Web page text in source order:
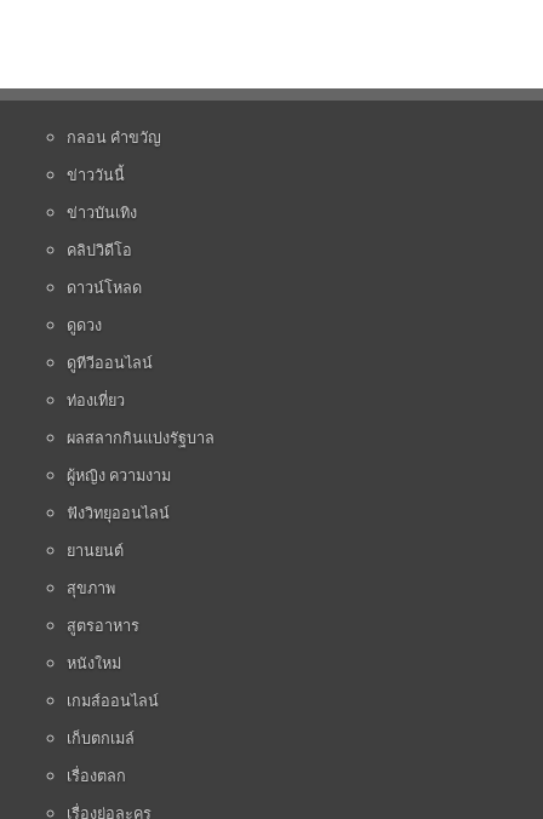
กลอน คำขวัญ
ข่าววันนี้
ข่าวบันเทิง
คลิปวิดีโอ
ดาวน์โหลด
ดูดวง
ดูทีวีออนไลน์
ท่องเที่ยว
ผลสลากกินแบ่งรัฐบาล
ผู้หญิง ความงาม
ฟังวิทยุออนไลน์
ยานยนต์
สุขภาพ
สูตรอาหาร
หนังใหม่
เกมส์ออนไลน์
เก็บตกเมล์
เรื่องตลก
เรื่องย่อละคร